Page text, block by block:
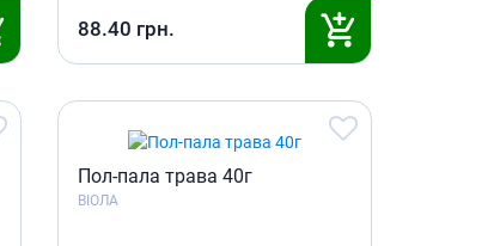
88.40 грн.
Пол-пала трава 40г
ВІОЛА